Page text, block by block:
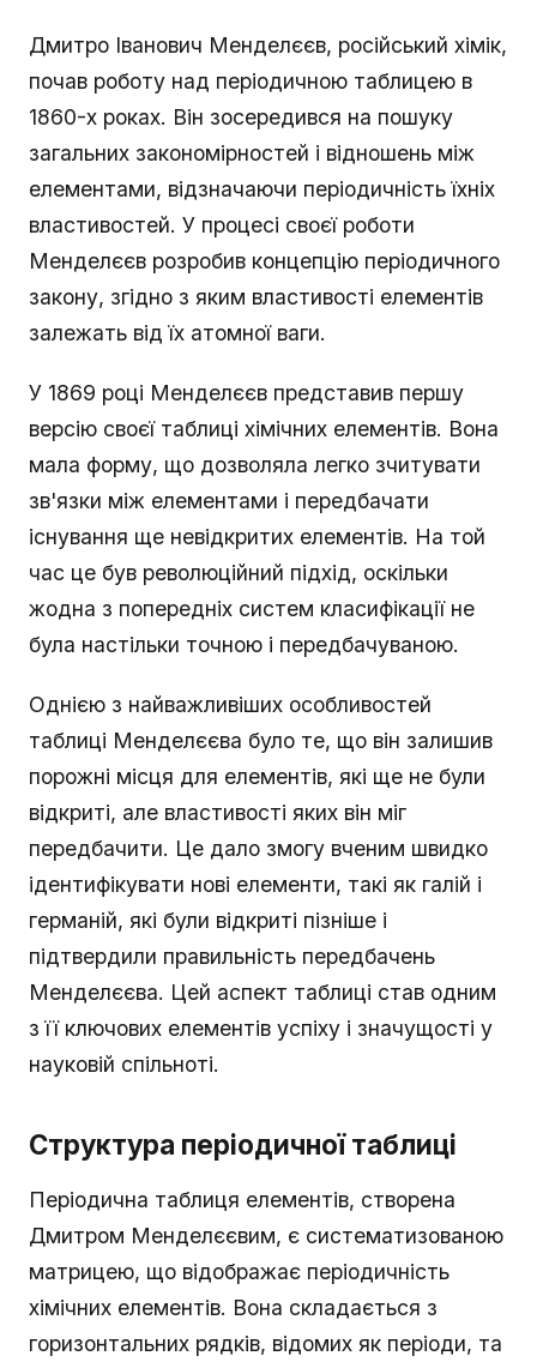
Дмитро Іванович Менделєєв, російський хімік,
почав роботу над періодичною таблицею в
1860-х роках. Він зосередився на пошуку
загальних закономірностей і відношень між
елементами, відзначаючи періодичність їхніх
властивостей. У процесі своєї роботи
Менделєєв розробив концепцію періодичного
закону, згідно з яким властивості елементів
залежать від їх атомної ваги.
У 1869 році Менделєєв представив першу
версію своєї таблиці хімічних елементів. Вона
мала форму, що дозволяла легко зчитувати
зв'язки між елементами і передбачати
існування ще невідкритих елементів. На той
час це був революційний підхід, оскільки
жодна з попередніх систем класифікації не
була настільки точною і передбачуваною.
Однією з найважливіших особливостей
таблиці Менделєєва було те, що він залишив
порожні місця для елементів, які ще не були
відкриті, але властивості яких він міг
передбачити. Це дало змогу вченим швидко
ідентифікувати нові елементи, такі як галій і
германій, які були відкриті пізніше і
підтвердили правильність передбачень
Менделєєва. Цей аспект таблиці став одним
з її ключових елементів успіху і значущості у
науковій спільноті.
Структура періодичної таблиці
Періодична таблиця елементів, створена
Дмитром Менделєєвим, є систематизованою
матрицею, що відображає періодичність
хімічних елементів. Вона складається з
горизонтальних рядків, відомих як періоди, та